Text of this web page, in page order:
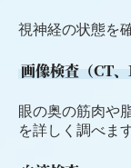
視神経の状態を
画像検査（CT、
眼の奥の筋肉や
を詳しく調べます